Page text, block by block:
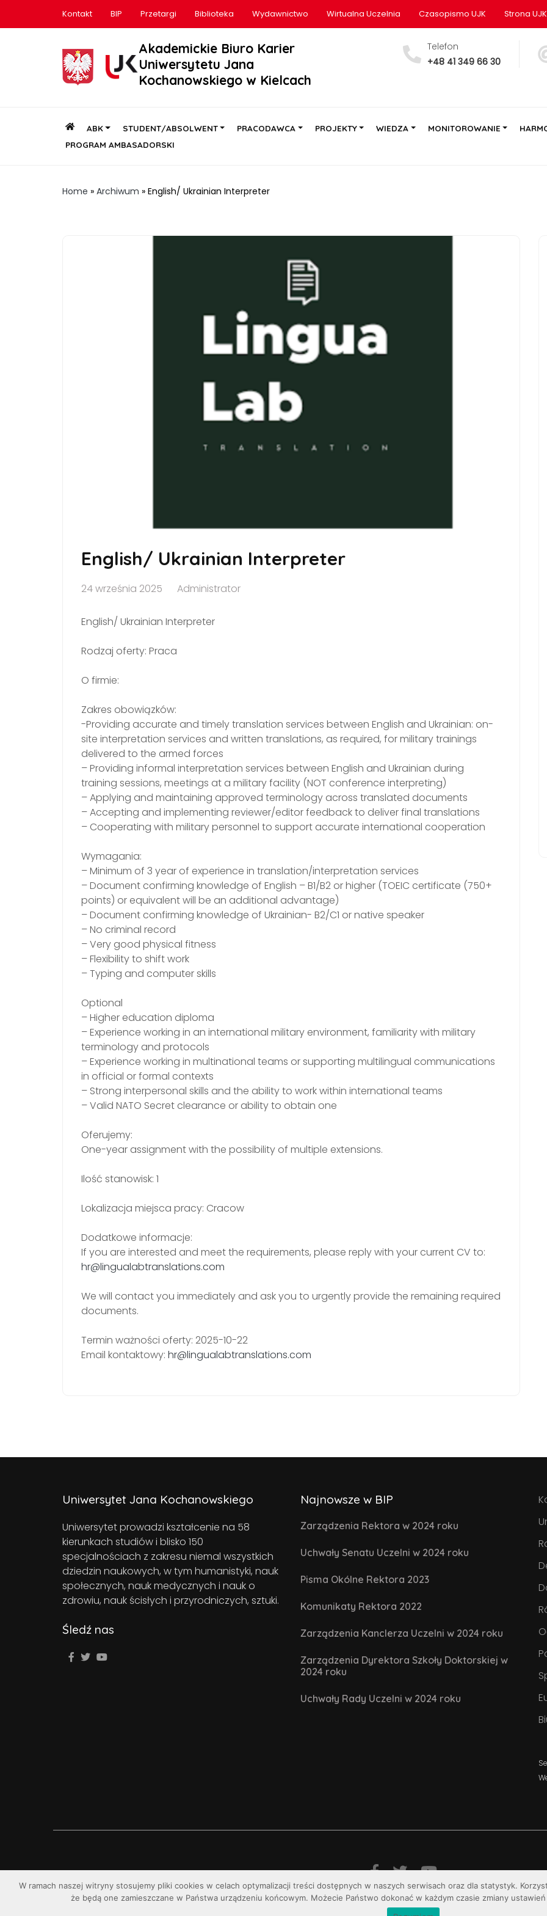
Kontakt BIP Przetargi Biblioteka Wydawnictwo Wirtualna Uczelnia Czasopismo UJK Strona UJK
Akademickie Biuro Karier
Uniwersytetu Jana
Kochanowskiego w Kielcach
Telefon
+48 41 349 66 30
ABK STUDENT/ABSOLWENT PRACODAWCA PROJEKTY WIEDZA MONITOROWANIE
PROGRAM AMBASADORSKI
Home » Archiwum » English/ Ukrainian Interpreter
English/ Ukrainian Interpreter
24 września 2025 Administrator
English/ Ukrainian Interpreter
Rodzaj oferty: Praca
O firmie:
Zakres obowiązków:
-Providing accurate and timely translation services between English and Ukrainian: on-
site interpretation services and written translations, as required, for military trainings
delivered to the armed forces
– Providing informal interpretation services between English and Ukrainian during
training sessions, meetings at a military facility (NOT conference interpreting)
– Applying and maintaining approved terminology across translated documents
– Accepting and implementing reviewer/editor feedback to deliver final translations
– Cooperating with military personnel to support accurate international cooperation
Wymagania:
– Minimum of 3 year of experience in translation/interpretation services
– Document confirming knowledge of English – B1/B2 or higher (TOEIC certificate (750+
points) or equivalent will be an additional advantage)
– Document confirming knowledge of Ukrainian- B2/C1 or native speaker
– No criminal record
– Very good physical fitness
– Flexibility to shift work
– Typing and computer skills
Optional
– Higher education diploma
– Experience working in an international military environment, familiarity with military
terminology and protocols
– Experience working in multinational teams or supporting multilingual communications
in official or formal contexts
– Strong interpersonal skills and the ability to work within international teams
– Valid NATO Secret clearance or ability to obtain one
Oferujemy:
One-year assignment with the possibility of multiple extensions.
Ilość stanowisk: 1
Lokalizacja miejsca pracy: Cracow
Dodatkowe informacje:
If you are interested and meet the requirements, please reply with your current CV to:
hr@lingualabtranslations.com
We will contact you immediately and ask you to urgently provide the remaining required
documents.
Termin ważności oferty: 2025-10-22
Email kontaktowy: hr@lingualabtranslations.com
Uniwersytet Jana Kochanowskiego
Uniwersytet prowadzi kształcenie na 58
kierunkach studiów i blisko 150
specjalnościach z zakresu niemal wszystkich
dziedzin naukowych, w tym humanistyki, nauk
społecznych, nauk medycznych i nauk o
zdrowiu, nauk ścisłych i przyrodniczych, sztuki.
Śledź nas
Najnowsze w BIP
Zarządzenia Rektora w 2024 roku
Uchwały Senatu Uczelni w 2024 roku
Pisma Okólne Rektora 2023
Komunikaty Rektora 2022
Zarządzenia Kanclerza Uczelni w 2024 roku
Zarządzenia Dyrektora Szkoły Doktorskiej w
2024 roku
Uchwały Rady Uczelni w 2024 roku
© Uniwersytet Jana Kochanowskiego w Kielcach
W ramach naszej witryny stosujemy pliki cookies w celach optymalizacji treści dostępnych w naszych serwisach oraz dla statystyk.
że będą one zamieszczane w Państwa urządzeniu końcowym. Możecie Państwo dokonać w każdym czasie zmiany